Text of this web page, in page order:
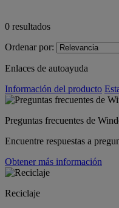
0 resultados
Ordenar por:
Enlaces de autoayuda
Información del producto
Preguntas frecuentes de
Encuentre respuestas a
Obtener más información
Reciclaje